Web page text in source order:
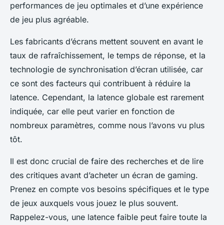
performances de jeu optimales et d’une expérience
de jeu plus agréable.
Les fabricants d’écrans mettent souvent en avant le
taux de rafraîchissement, le temps de réponse, et la
technologie de synchronisation d’écran utilisée, car
ce sont des facteurs qui contribuent à réduire la
latence. Cependant, la latence globale est rarement
indiquée, car elle peut varier en fonction de
nombreux paramètres, comme nous l’avons vu plus
tôt.
Il est donc crucial de faire des recherches et de lire
des critiques avant d’acheter un écran de gaming.
Prenez en compte vos besoins spécifiques et le type
de jeux auxquels vous jouez le plus souvent.
Rappelez-vous, une latence faible peut faire toute la